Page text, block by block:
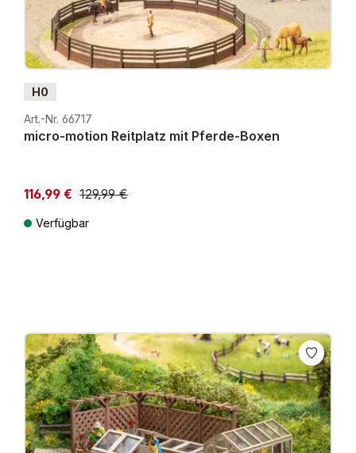
H0
Art.-Nr. 66717
micro-motion Reitplatz mit Pferde-Boxen
116,99 € 129,99 €
Verfügbar